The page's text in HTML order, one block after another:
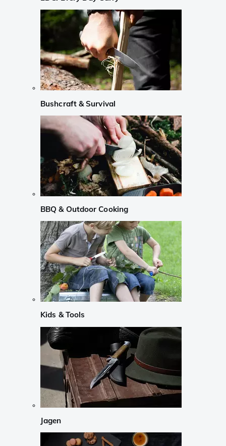
Bushcraft & Survival
BBQ & Outdoor Cooking
Kids & Tools
Jagen